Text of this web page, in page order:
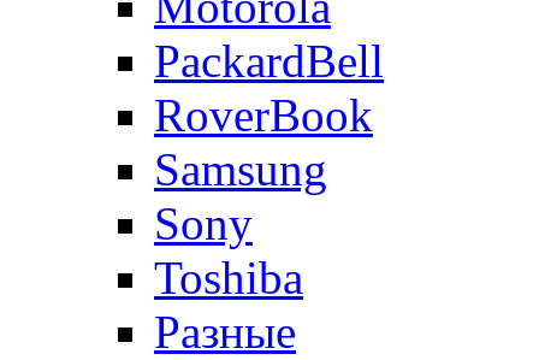
PackardBell
RoverBook
Samsung
Sony
Toshiba
Разные